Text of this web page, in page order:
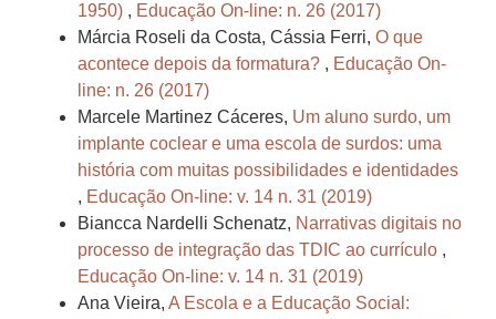
1950) , Educação On-line: n. 26 (2017)
Márcia Roseli da Costa, Cássia Ferri, O que
acontece depois da formatura? , Educação On-
line: n. 26 (2017)
Marcele Martinez Cáceres, Um aluno surdo, um
implante coclear e uma escola de surdos: uma
história com muitas possibilidades e identidades
, Educação On-line: v. 14 n. 31 (2019)
Biancca Nardelli Schenatz, Narrativas digitais no
processo de integração das TDIC ao currículo ,
Educação On-line: v. 14 n. 31 (2019)
Ana Vieira, A Escola e a Educação Social: